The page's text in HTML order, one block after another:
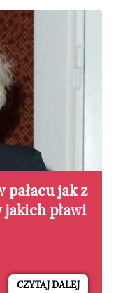
pałacu jak z
pławi
CZYTAJ DALEJ